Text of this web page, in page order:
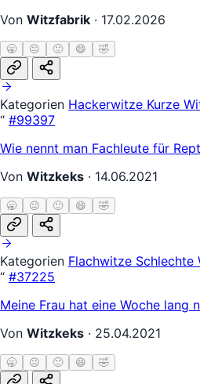
Von Witzfabrik · 17.02.2026
🥱 😐 🙂 😄 🤣
Kategorien Hackerwitze Kurze
“ #99397
Wie nennt man Fachleute für
Von Witzkeks · 14.06.2021
🥱 😐 🙂 😄 🤣
Kategorien Flachwitze Schlechte
“ #37225
Meine Frau hat eine Woche
Von Witzkeks · 25.04.2021
🥱 😐 🙂 😄 🤣